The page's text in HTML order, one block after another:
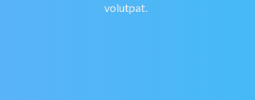
volutpat.